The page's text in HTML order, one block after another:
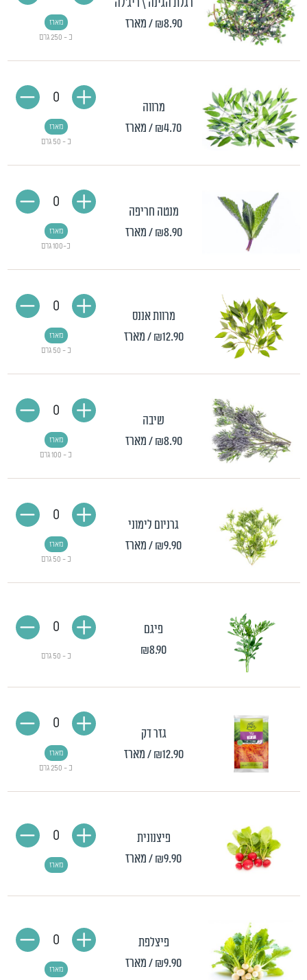
רגלת הגינה \ ריג'לה
₪8.90 / מארז
כ - 250 גרם
מארז
מרווה
₪4.70/ מארז
כ - 50 גרם
מארז
0
מנטה חריפה
₪8.90 / מארז
כ-100 גרם
מארז
0
מרוות אננס
₪12.90 / מארז
כ - 50 גרם
מארז
0
שיבה
₪8.90 / מארז
כ - 100 גרם
מארז
0
גרניום לימוני
₪9.90/ מארז
כ - 50 גרם
מארז
0
פיגם
₪8.90
כ - 50 גרם
0
גזר דק
₪12.90 / מארז
כ - 250 גרם
מארז
0
פיצנונית
₪9.90/ מארז מארז
0
פיצלפת
₪9.90/ מארז מארז
0